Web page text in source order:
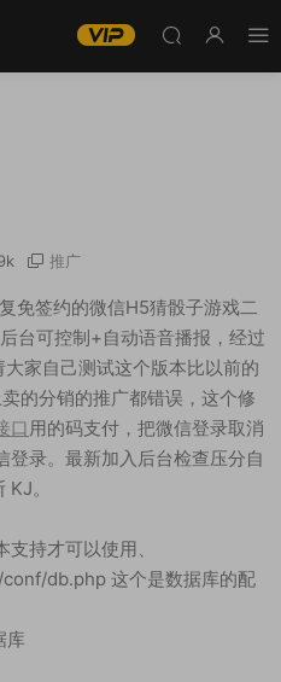
推广
免签约的微信H5猜骰子游戏二
台可控制+自动语音播报，经过
家自己测试这个版本比以前的
的分销的推广都错误，这个修
口用的码支付，把微信登录取消
登录。最新加入后台检查压分自
。
持才可以使用、
db.php 这个是数据库的配
库